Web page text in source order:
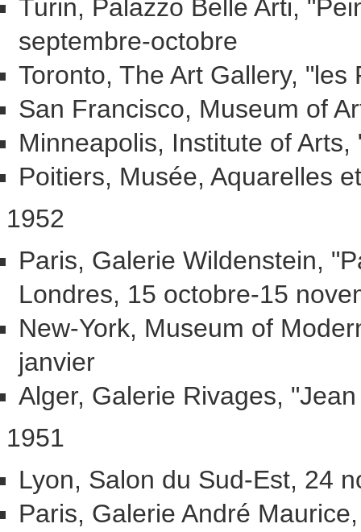
Turin, Palazzo Belle Arti,
septembre-octobre
Toronto, The Art Gallery,
San Francisco, Museum of
Minneapolis, Institute of
Poitiers, Musée, Aquarelles
1952
Paris, Galerie Wildenstein,
Londres, 15 octobre-15
New-York, Museum of
janvier
Alger, Galerie Rivages,
1951
Lyon, Salon du Sud-Est, 24
Paris, Galerie André